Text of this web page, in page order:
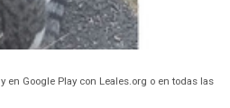
en Google Play con Leales.org o en todas las